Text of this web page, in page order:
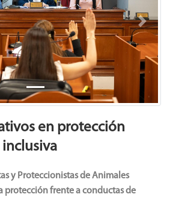
Next
en protección
y Proteccionistas de Animales
protección frente a conductas de